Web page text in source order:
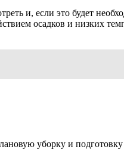
и, если это будет
осадков и низких
уборку и